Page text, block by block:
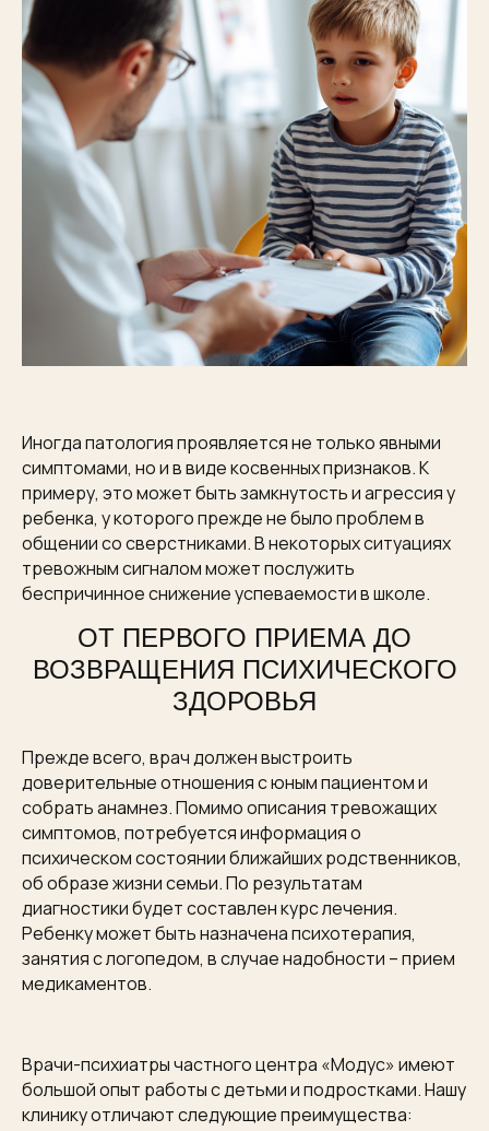
Иногда патология проявляется не только явными
симптомами, но и в виде косвенных признаков. К
примеру, это может быть замкнутость и агрессия у
ребенка, у которого прежде не было проблем в
общении со сверстниками. В некоторых ситуациях
тревожным сигналом может послужить
беспричинное снижение успеваемости в школе.
ОТ ПЕРВОГО ПРИЕМА ДО
ВОЗВРАЩЕНИЯ ПСИХИЧЕСКОГО
ЗДОРОВЬЯ
Прежде всего, врач должен выстроить
доверительные отношения с юным пациентом и
собрать анамнез. Помимо описания тревожащих
симптомов, потребуется информация о
психическом состоянии ближайших родственников,
об образе жизни семьи. По результатам
диагностики будет составлен курс лечения.
Ребенку может быть назначена психотерапия,
занятия с логопедом, в случае надобности – прием
медикаментов.
Врачи-психиатры частного центра «Модус» имеют
большой опыт работы с детьми и подростками. Нашу
клинику отличают следующие преимущества: